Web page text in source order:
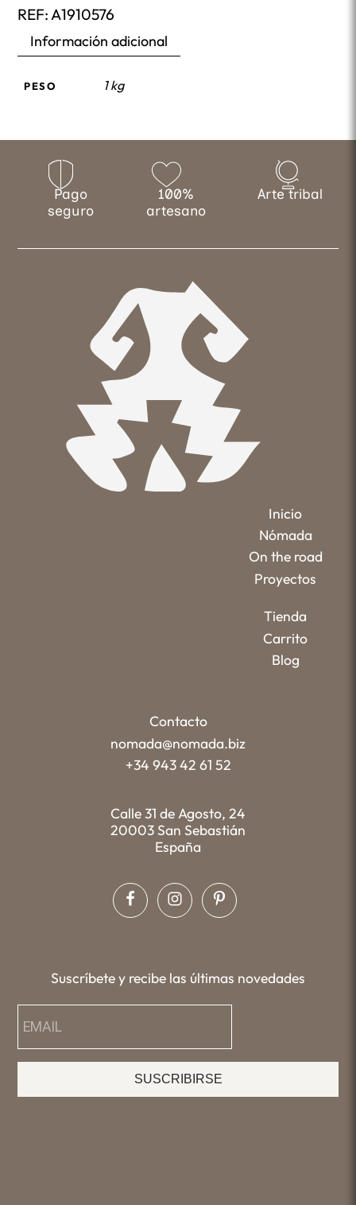
REF: A1910576
Información adicional
PESO 1 kg
Pago
seguro
100%
artesano
Arte tribal
Inicio
Nómada
On the road
Proyectos
Tienda
Carrito
Blog
Contacto
nomada@nomada.biz
+34 943 42 61 52
Calle 31 de Agosto, 24
20003 San Sebastián
España
Suscríbete y recibe las últimas novedades
SUSCRIBIRSE